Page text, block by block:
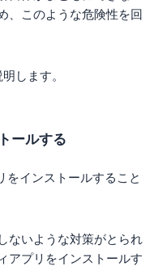
、このような危険性を回
します。
ールする
をインストールすること
ないような対策がとられ
アプリをインストールす